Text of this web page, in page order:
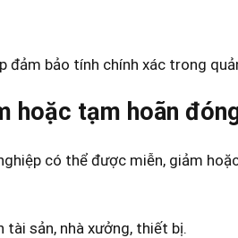
bảo tính chính xác trong
hoặc tạm hoãn
có thể được miễn, giảm
sản, nhà xưởng, thiết bị.